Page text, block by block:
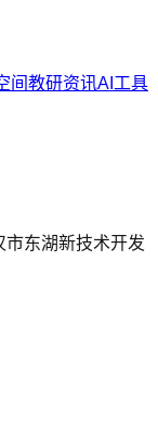
间教研资讯AI工具
市东湖新技术开发